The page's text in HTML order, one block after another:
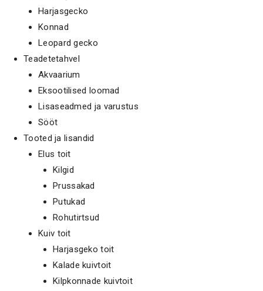
Harjasgecko
Konnad
Leopard gecko
Teadetetahvel
Akvaarium
Eksootilised loomad
Lisaseadmed ja varustus
Sööt
Tooted ja lisandid
Elus toit
Kilgid
Prussakad
Putukad
Rohutirtsud
Kuiv toit
Harjasgeko toit
Kalade kuivtoit
Kilpkonnade kuivtoit